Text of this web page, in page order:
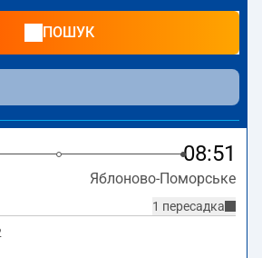
ціну квитка і зазвичай довший
ПОШУК
08:51
Яблоново-Поморське
1 пересадка